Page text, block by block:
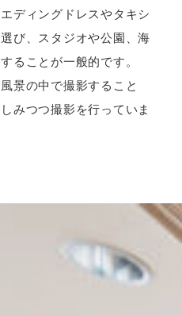
ディングドレスやタキシ
び、スタジオや公園、海
ることが一般的です。
景の中で撮影すること
みつつ撮影を行っていま